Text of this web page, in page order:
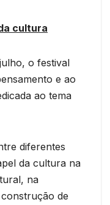
cultura
o festival
e ao
ao tema
diferentes
da cultura na
na
de